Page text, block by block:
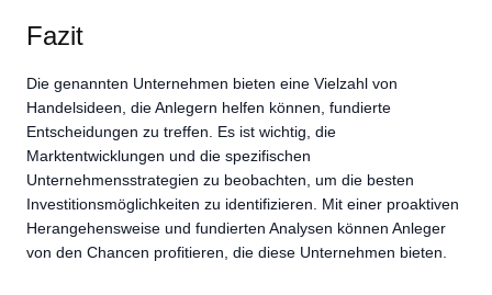
Fazit
Die genannten Unternehmen bieten eine Vielzahl von
Handelsideen, die Anlegern helfen können, fundierte
Entscheidungen zu treffen. Es ist wichtig, die
Marktentwicklungen und die spezifischen
Unternehmensstrategien zu beobachten, um die besten
Investitionsmöglichkeiten zu identifizieren. Mit einer proaktiven
Herangehensweise und fundierten Analysen können Anleger
von den Chancen profitieren, die diese Unternehmen bieten.